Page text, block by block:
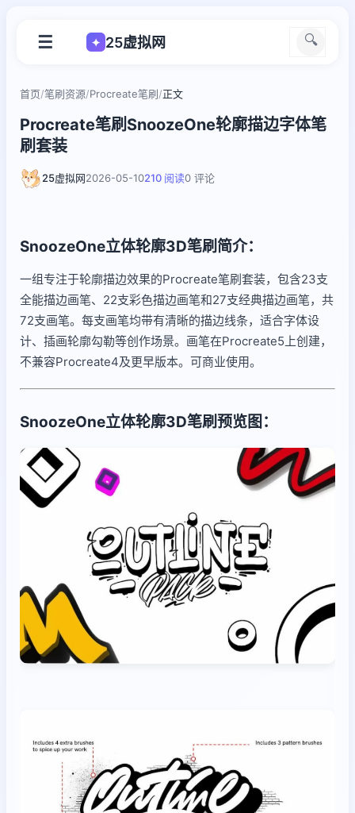
☰ ✦ 25虚拟网 🔍
首页/笔刷资源/Procreate笔刷/正文
Procreate笔刷SnoozeOne轮廓描边字体笔
刷套装
25虚拟网2026-05-10210 阅读0 评论
SnoozeOne立体轮廓3D笔刷简介：
一组专注于轮廓描边效果的Procreate笔刷套装，包含23支
全能描边画笔、22支彩色描边画笔和27支经典描边画笔，共
72支画笔。每支画笔均带有清晰的描边线条，适合字体设
计、插画轮廓勾勒等创作场景。画笔在Procreate5上创建，
不兼容Procreate4及更早版本。可商业使用。
SnoozeOne立体轮廓3D笔刷预览图：